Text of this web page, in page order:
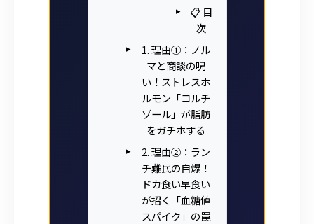
📋 目
次
1. 理由①：ノル
マと商談の呪
い！ストレスホ
ルモン「コルチ
ゾール」が脂肪
をガチホする
2. 理由②：ラン
チ難民の自爆！
ドカ食い早食い
が招く「血糖値
スパイク」の罠